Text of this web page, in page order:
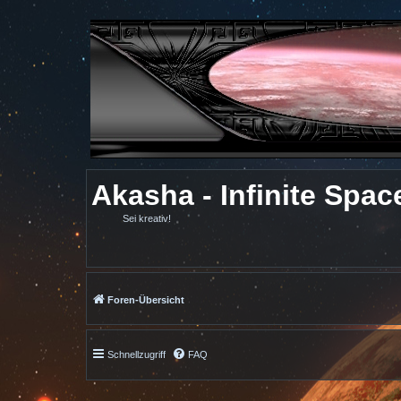
Akasha - Infinite
Sei kreativ!
Foren-Übersicht
Schnellzugriff FAQ